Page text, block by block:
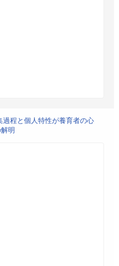
程と個人特性が養育者の心
明